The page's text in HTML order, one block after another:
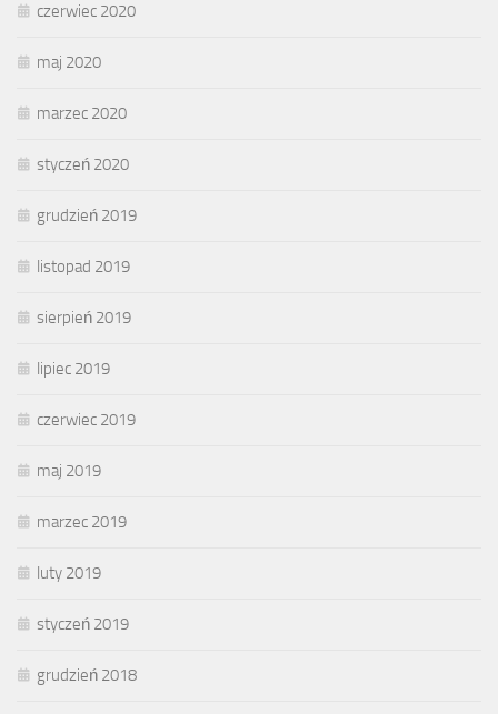
czerwiec 2020
maj 2020
marzec 2020
styczeń 2020
grudzień 2019
listopad 2019
sierpień 2019
lipiec 2019
czerwiec 2019
maj 2019
marzec 2019
luty 2019
styczeń 2019
grudzień 2018